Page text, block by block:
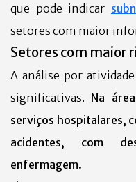
que pode indicar
setores com maior
Setores com maior
A análise por
significativas. Na
serviços hospitalares,
acidentes, com
enfermagem.